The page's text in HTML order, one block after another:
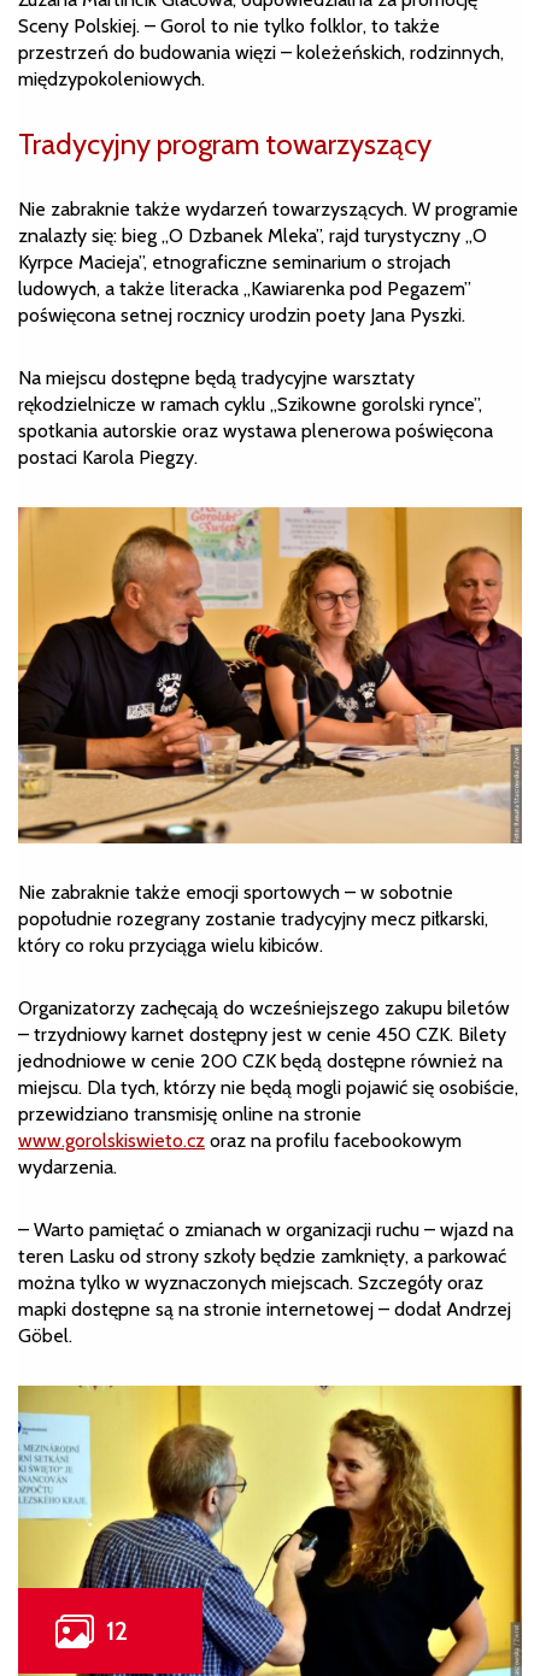
Sceny Polskiej. – Gorol to nie tylko folklor, to także
przestrzeń do budowania więzi – koleżeńskich, rodzinnych,
międzypokoleniowych.
Tradycyjny program towarzyszący
Nie zabraknie także wydarzeń towarzyszących. W programie
znalazły się: bieg „O Dzbanek Mleka”, rajd turystyczny „O
Kyrpce Macieja”, etnograficzne seminarium o strojach
ludowych, a także literacka „Kawiarenka pod Pegazem”
poświęcona setnej rocznicy urodzin poety Jana Pyszki.
Na miejscu dostępne będą tradycyjne warsztaty
rękodzielnicze w ramach cyklu „Szikowne gorolski rynce”,
spotkania autorskie oraz wystawa plenerowa poświęcona
postaci Karola Piegzy.
Nie zabraknie także emocji sportowych – w sobotnie
popołudnie rozegrany zostanie tradycyjny mecz piłkarski,
który co roku przyciąga wielu kibiców.
Organizatorzy zachęcają do wcześniejszego zakupu biletów
– trzydniowy karnet dostępny jest w cenie 450 CZK. Bilety
jednodniowe w cenie 200 CZK będą dostępne również na
miejscu. Dla tych, którzy nie będą mogli pojawić się osobiście,
przewidziano transmisję online na stronie
www.gorolskiswieto.cz oraz na profilu facebookowym
wydarzenia.
– Warto pamiętać o zmianach w organizacji ruchu – wjazd na
teren Lasku od strony szkoły będzie zamknięty, a parkować
można tylko w wyznaczonych miejscach. Szczegóły oraz
mapki dostępne są na stronie internetowej – dodał Andrzej
Göbel.